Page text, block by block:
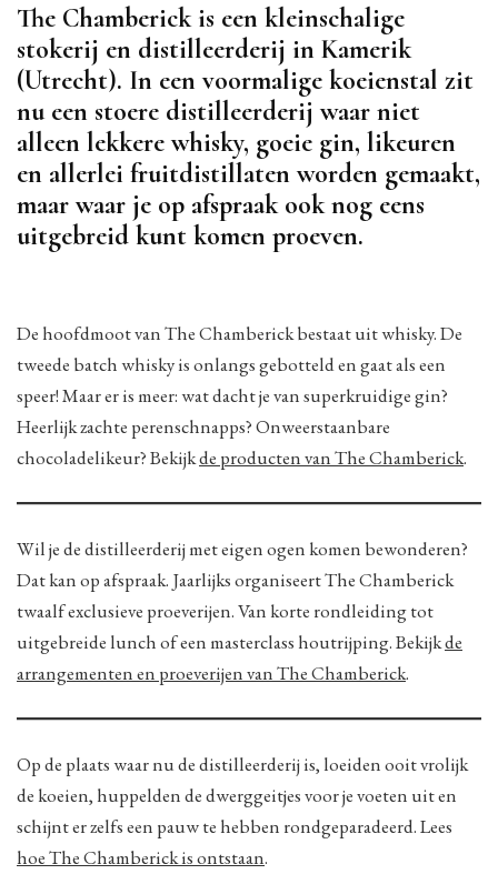
The Chamberick is een kleinschalige
stokerij en distilleerderij in Kamerik
(Utrecht). In een voormalige koeienstal zit
nu een stoere distilleerderij waar niet
alleen lekkere whisky, goeie gin, likeuren
en allerlei fruitdistillaten worden gemaakt,
maar waar je op afspraak ook nog eens
uitgebreid kunt komen proeven.
De hoofdmoot van The Chamberick bestaat uit whisky. De
tweede batch whisky is onlangs gebotteld en gaat als een
speer! Maar er is meer: wat dacht je van superkruidige gin?
Heerlijk zachte perenschnapps? Onweerstaanbare
chocoladelikeur? Bekijkde producten van The Chamberick.
Wil je de distilleerderij met eigen ogen komen bewonderen?
Dat kan op afspraak. Jaarlijks organiseert The Chamberick
twaalf exclusieve proeverijen. Van korte rondleiding tot
uitgebreide lunch of een masterclass houtrijping. Bekijkde
arrangementen en proeverijen van The Chamberick.
Op de plaats waar nu de distilleerderij is, loeiden ooit vrolijk
de koeien, huppelden de dwerggeitjes voor je voeten uit en
schijnt er zelfs een pauw te hebben rondgeparadeerd. Lees
hoe The Chamberick is ontstaan.